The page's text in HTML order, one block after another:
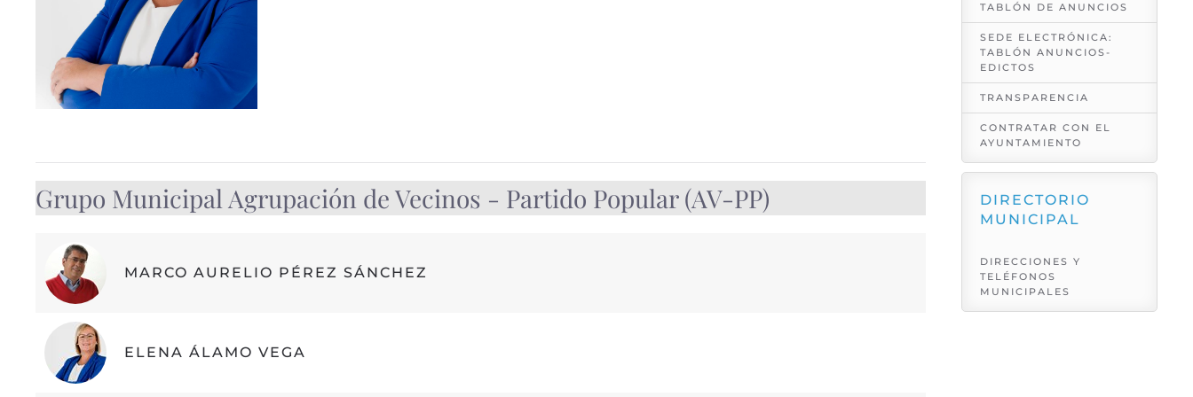
Grupo Municipal Agrupación de Vecinos - Partido Popular (AV-PP)
MARCO AURELIO PÉREZ SÁNCHEZ
ELENA ÁLAMO VEGA
TABLÓN DE ANUNCIOS
SEDE ELECTRÓNICA:
TABLÓN ANUNCIOS-
EDICTOS
TRANSPARENCIA
CONTRATAR CON EL
AYUNTAMIENTO
DIRECTORIO
MUNICIPAL
DIRECCIONES Y
TELÉFONOS
MUNICIPALES